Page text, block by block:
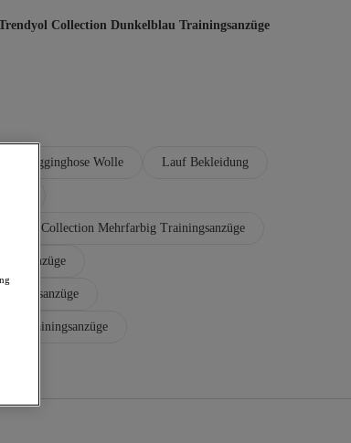
Collection Dunkelblau Trainingsanzüge
Jogginghose Wolle Lauf Bekleidung
Collection Mehrfarbig Trainingsanzüge
Trainingsanzüge